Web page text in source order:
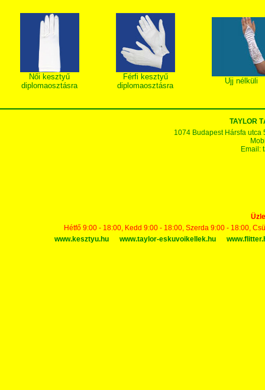
Női kesztyű
diplomaosztásra
Férfi kesztyű
diplomaosztásra
Ujj nélküli
TAYLOR
1074 Budapest Hársfa utca
Email:
Hétfő 9:00 - 18:00, Kedd 9:00 - 18:00, Szerda 9:00 - 18:00,
www.kesztyu.hu
www.taylor-eskuvoikellek.hu